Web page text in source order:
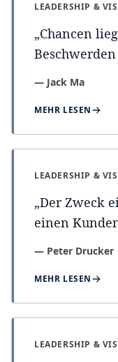
LEADERSHIP &
„Chancen
— Jack Ma
MEHR LESEN
LEADERSHIP &
„Der Zweck
einen
— Peter Drucker
MEHR LESEN
LEADERSHIP &